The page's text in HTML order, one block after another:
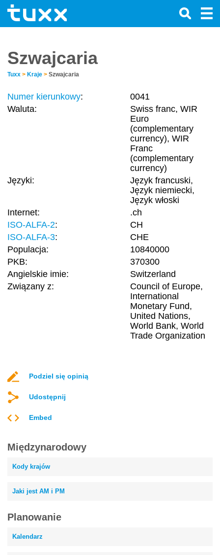
Szwajcaria
Tuxx > Kraje > Szwajcaria
Numer kierunkowy:
0041
Waluta:
Swiss franc, WIR
Euro
(complementary
currency), WIR
Franc
(complementary
currency)
Języki:
Język francuski,
Język niemiecki,
Język włoski
Internet:
.ch
ISO-ALFA-2:
CH
ISO-ALFA-3:
CHE
Populacja:
10840000
PKB:
370300
Angielskie imie:
Switzerland
Związany z:
Council of Europe,
International
Monetary Fund,
United Nations,
World Bank, World
Trade Organization
Podziel się opinią
Udostępnij
Embed
Międzynarodowy
Kody krajów
Jaki jest AM i PM
Planowanie
Kalendarz